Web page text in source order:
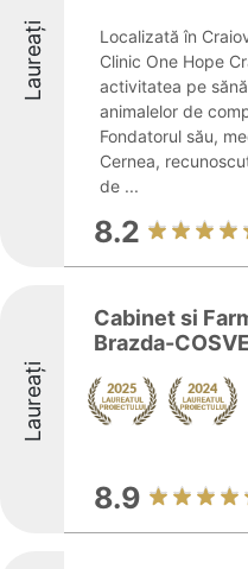
Laureați
Localizată în
Clinic One Hope
activitatea pe
animalelor de
Fondatorul său,
Cernea,
de ...
8.2
Laureați
Cabinet si
Brazda-
8.9